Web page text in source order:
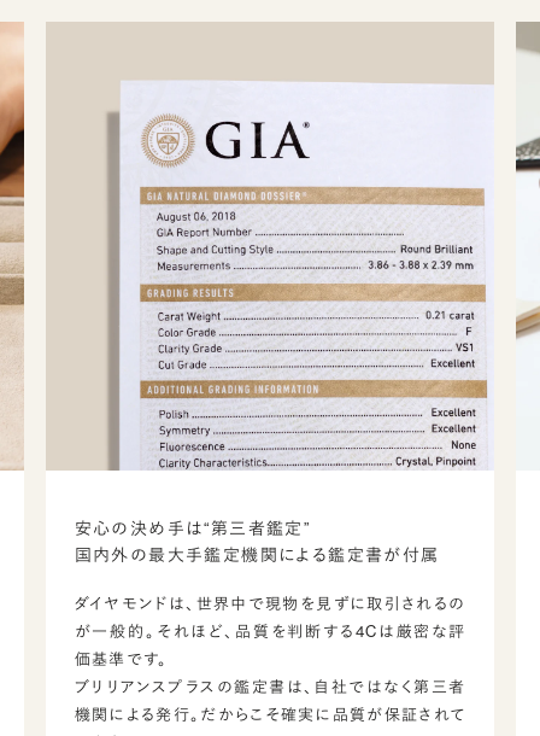
安心の決め手は“第三者鑑定”
国内外の最大手鑑定機関による鑑定書が付属
ダイヤモンドは、世界中で現物を見ずに取引されるの
が一般的。それほど、品質を判断する4Cは厳密な評
価基準です。
ブリリアンスプラスの鑑定書は、自社ではなく第三者
機関による発行。だからこそ確実に品質が保証されて